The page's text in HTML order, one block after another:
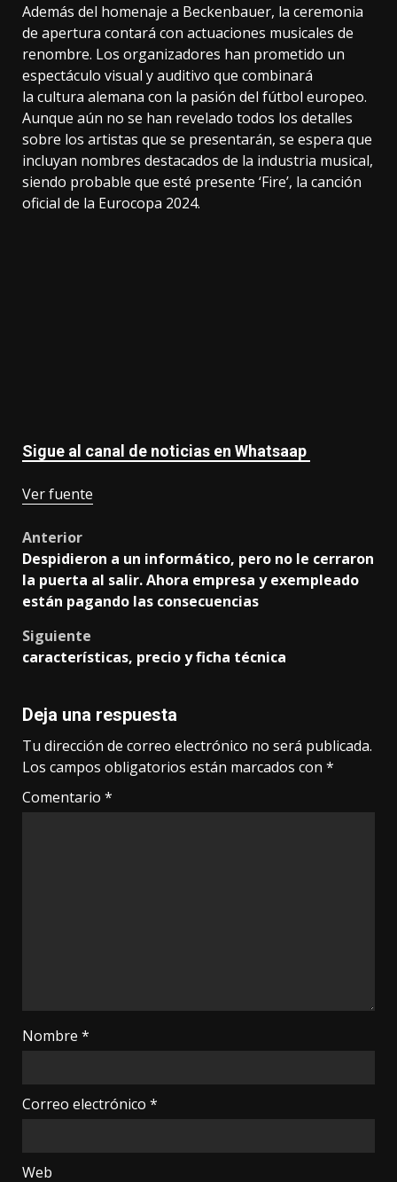
Además del homenaje a Beckenbauer, la ceremonia
de apertura contará con actuaciones musicales de
renombre. Los organizadores han prometido un
espectáculo visual y auditivo que combinará
la cultura alemana con la pasión del fútbol europeo.
Aunque aún no se han revelado todos los detalles
sobre los artistas que se presentarán, se espera que
incluyan nombres destacados de la industria musical,
siendo probable que esté presente ‘Fire’, la canción
oficial de la Eurocopa 2024.
Sigue al canal de noticias en Whatsaap
Ver fuente
Post
navigation
Anterior
Despidieron a un informático, pero no le cerraron
la puerta al salir. Ahora empresa y exempleado
están pagando las consecuencias
Siguiente
características, precio y ficha técnica
Deja una respuesta
Tu dirección de correo electrónico no será publicada.
Los campos obligatorios están marcados con *
Comentario *
Nombre *
Correo electrónico *
Web